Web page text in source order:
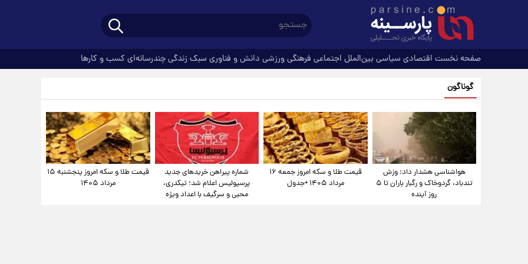
صفحه نخست اقتصادی سیاسی بین‌الملل اجتماعی فرهنگیورزشی دانش و فناوری سبک زندگیچندرسانه‌ای کسب و کارها
گوناگون
هواشناسی هشدار داد: وزش
تندباد، گردوخاک و رگبار باران تا ۵
روز آینده
قیمت طلا و سکه امروز جمعه ۱۶
مرداد ۱۴۰۵ +جدول
شماره پیراهن خریدهای جدید
پرسپولیس اعلام شد؛ تیکدری،
محبی و سرگیف با اعداد ویژه
قیمت طلا و سکه امروز پنجشنبه ۱۵
مرداد ۱۴۰۵